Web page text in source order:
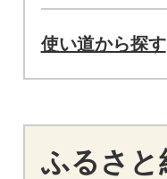
使い道から探す
ふるさと